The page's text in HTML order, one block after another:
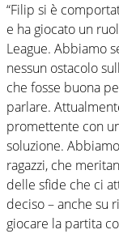
“Filip si è
e ha giocato un
League. Abbiamo
nessun ostacolo
che fosse buona
parlare.
promettente con
soluzione.
ragazzi, che
delle sfide che ci
deciso – anche su
giocare la partita